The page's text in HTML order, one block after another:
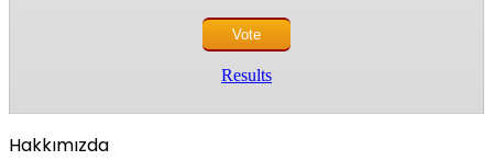
Results
Hakkımızda